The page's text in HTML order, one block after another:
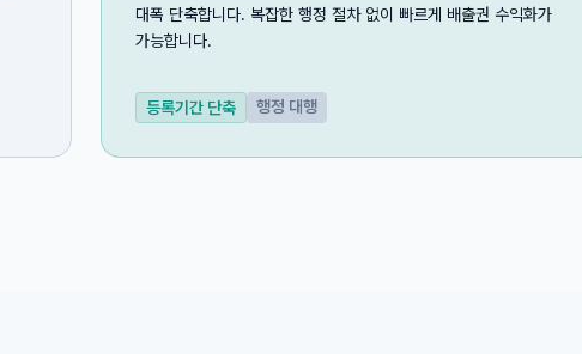
대폭 단축합니다. 복잡한 행정 절차 없이 빠르게 배출권 수익화가
가능합니다.
등록기간 단축 행정 대행